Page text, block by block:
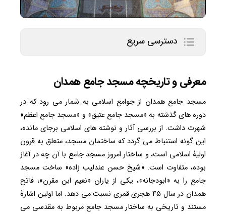
دسترسی سریع
معرفی و تاریخچه مسجد جامع همدان
مسجد جامع همدان از جوامع اسلامی به شمار می رود که در
دوره های گذشته به «مسجد جامع عتیق» و «مسجد جامع اعظم»
شهرت داشت. از بررسی آثار و نوشته های اسلامی برجای مانده،
این گونه استنباط می گردد که ساختمان مسجد، متعلق به قرون
اولیۀ اسلامی است، و ساختار امروز مسجد جامع با آن چه در آغاز
بوده، متفاوت است. «شیخ حسن عندلیب زاده» ساخت مسجد
جامع را به «ابودجانه»، یکی از یاران «نعیم ابن مقرن»، فاتح
همدان در سال ۴۵ هجری قمری نسبت می دهد. اما اولین اشارۀ
مستند و تاریخی به ساختار مسجد جامع مربوط به مقدسی می